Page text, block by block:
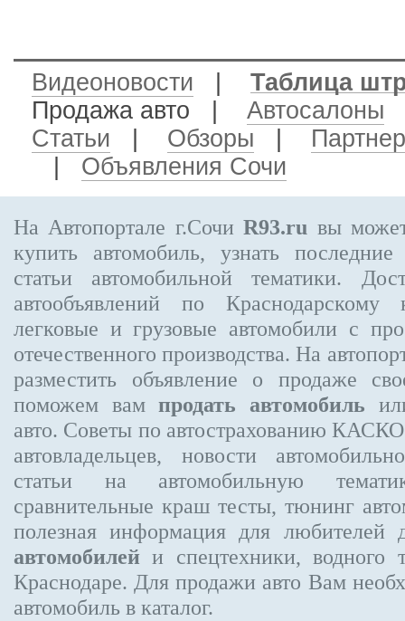
Видеоновости
Таблица
Продажа авто
Автосалоны
Статьи
Обзоры
Объявления Сочи
На Автопортале г.СочиR93.ru вы
купить автомобиль, узнать
статьи автомобильной тематики.
автообъявлений по
легковые и грузовые автомобили с
отечественного производства. На
разместить объявление о продаже
поможем вампродать автомобиль
авто. Советы по автострахованию
автовладельцев, новости
статьи на автомобильную
сравнительные краш тесты, тюнинг
полезная информация для любителей
автомобилей и спецтехники, водного
Краснодаре. Для продажи авто Вам
автомобиль в каталог.